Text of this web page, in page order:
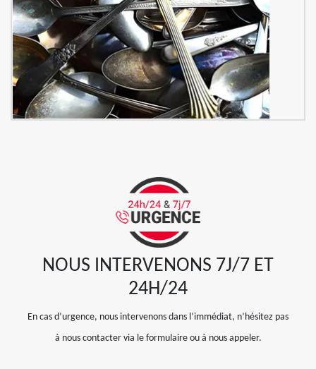
NOUS INTERVENONS 7J/7 ET
24H/24
En cas d’urgence, nous intervenons dans l’immédiat, n’hésitez pas
à nous contacter via le formulaire ou à nous appeler.